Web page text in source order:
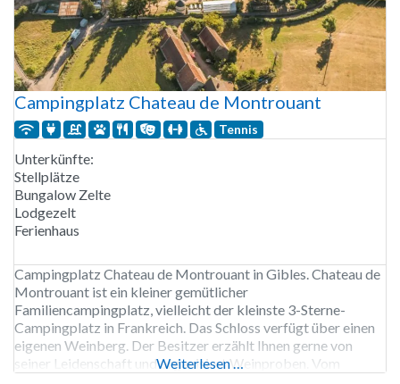
Campingplatz Chateau de Montrouant
Tennis
Unterkünfte:
Stellplätze
Bungalow Zelte
Lodgezelt
Ferienhaus
Campingplatz Chateau de Montrouant in Gibles. Chateau de
Montrouant ist ein kleiner gemütlicher
Familiencampingplatz, vielleicht der kleinste 3-Sterne-
Campingplatz in Frankreich. Das Schloss verfügt über einen
eigenen Weinberg. Der Besitzer erzählt Ihnen gerne von
seiner Leidenschaft und organisiert Weinproben. Vom
Weiterlesen …